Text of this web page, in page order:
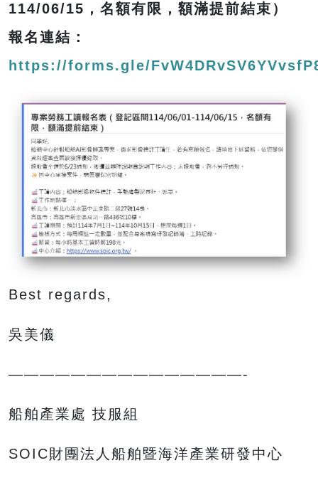
114/06/15，名額有限，額滿提前結束）
報名連結：
https://forms.gle/
Best regards,
吳美儀
———————————————-
船舶產業處 技服組
SOIC財團法人船舶暨海洋產業研發中心